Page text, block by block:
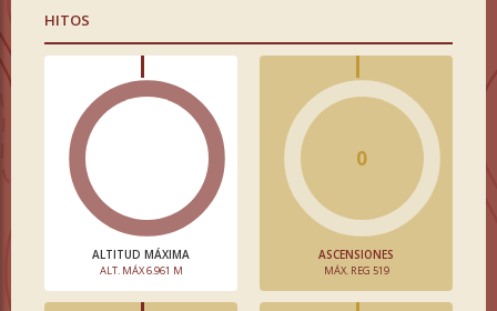
HITOS
ALTITUD MÁXIMA
ALT. MÁX 6.961 M
0
ASCENSIONES
MÁX. REG 519